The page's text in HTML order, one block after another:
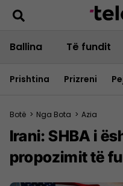
Ballina Të fundit
Prishtina Prizreni
Botë > Nga Bota > Azia
Irani: SHBA i
propozimit të